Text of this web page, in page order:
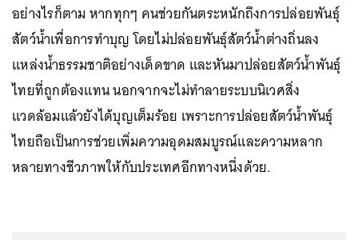
อย่างไรก็ตาม หากทุกๆ คนช่วยกันตระหนักถึงการปล่อยพันธุ์
สัตว์น้ำเพื่อการทำบุญ โดยไม่ปล่อยพันธุ์สัตว์น้ำต่างถิ่นลง
แหล่งน้ำธรรมชาติอย่างเด็ดขาด และหันมาปล่อยสัตว์น้ำพันธุ์
ไทยที่ถูกต้องแทน นอกจากจะไม่ทำลายระบบนิเวศสิ่ง
แวดล้อมแล้วยังได้บุญเต็มร้อย เพราะการปล่อยสัตว์น้ำพันธุ์
ไทยถือเป็นการช่วยเพิ่มความอุดมสมบูรณ์และความหลาก
หลายทางชีวภาพให้กับประเทศอีกทางหนึ่งด้วย.